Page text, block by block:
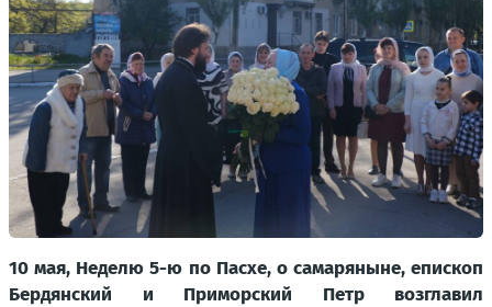
10 мая, Неделю 5-ю по Пасхе, о самаряныне, епископ
Бердянский и Приморский Петр возглавил